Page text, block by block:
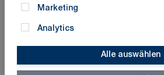
Marketing
Analytics
Alle auswählen
Schnelle Lieferung
Produktvariation